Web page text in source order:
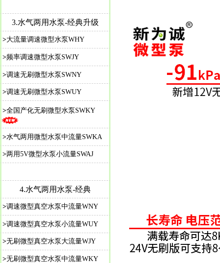
3.水气两用水泵-经典升级
>大流量调速微型水泵WHY
>频率调速微型水泵SWJY
>调速无刷微型水泵SWNY
>调速无刷微型水泵SWUY
>全国产化无刷微型水泵SWKY
>水气两用微型水泵中流量SWKA
>两用5V微型水泵小流量SWAJ
4.水气两用水泵-经典
>调速微型真空水泵中流量WNY
>调速微型真空水泵小流量WUY
>无刷微型真空水泵大流量WJY
>无刷微型真空水泵中流量WKY